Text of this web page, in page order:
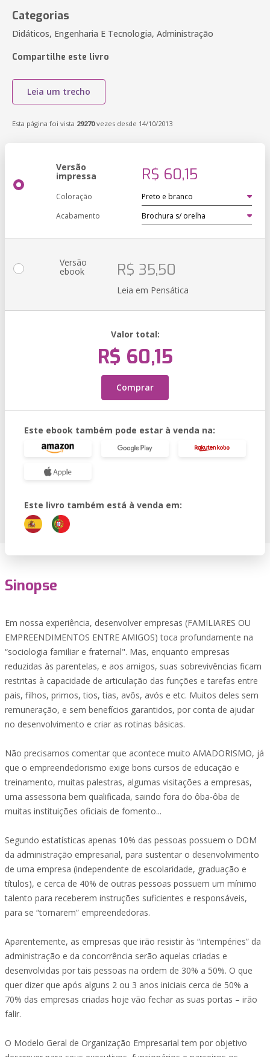
Categorias
Didáticos, Engenharia E Tecnologia, Administração
Compartilhe este livro
Leia um trecho
Esta página foi vista 29270vezes desde 14/10/2013
Versão
impressa R$ 60,15
Coloração
Acabamento
Versão
ebook R$ 35,50
Leia em Pensática
Valor total:
R$ 60,15
Comprar
Este ebook também pode estar à venda na:
Este livro também está à venda em:
Sinopse
Em nossa experiência, desenvolver empresas (FAMILIARES OU
EMPREENDIMENTOS ENTRE AMIGOS) toca profundamente na
“sociologia familiar e fraternal". Mas, enquanto empresas
reduzidas às parentelas, e aos amigos, suas sobrevivências ficam
restritas à capacidade de articulação das funções e tarefas entre
pais, filhos, primos, tios, tias, avôs, avós e etc. Muitos deles sem
remuneração, e sem benefícios garantidos, por conta de ajudar
no desenvolvimento e criar as rotinas básicas.
Não precisamos comentar que acontece muito AMADORISMO, já
que o empreendedorismo exige bons cursos de educação e
treinamento, muitas palestras, algumas visitações a empresas,
uma assessoria bem qualificada, saindo fora do ôba-ôba de
muitas instituições oficiais de fomento...
Segundo estatísticas apenas 10% das pessoas possuem o DOM
da administração empresarial, para sustentar o desenvolvimento
de uma empresa (independente de escolaridade, graduação e
títulos), e cerca de 40% de outras pessoas possuem um mínimo
talento para receberem instruções suficientes e responsáveis,
para se “tornarem” empreendedoras.
Aparentemente, as empresas que irão resistir às “intempéries” da
administração e da concorrência serão aquelas criadas e
desenvolvidas por tais pessoas na ordem de 30% a 50%. O que
quer dizer que após alguns 2 ou 3 anos iniciais cerca de 50% a
70% das empresas criadas hoje vão fechar as suas portas – irão
falir.
O Modelo Geral de Organização Empresarial tem por objetivo